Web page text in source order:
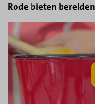
Rode bieten bereiden